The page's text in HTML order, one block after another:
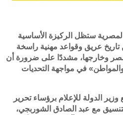
ستظل الركيزة الأساسية
تاريخ عريق وقواعد مهنية راسخة
مصر وخارجها، مشددًا على ضرورة أن
في مواجهة التحديات
الدولة للإعلام برؤساء تحرير
مع عبد الصادق الشوربجي،